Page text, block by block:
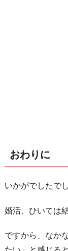
おわりに
いかがでしたで
婚活、ひいては
ですから、なか